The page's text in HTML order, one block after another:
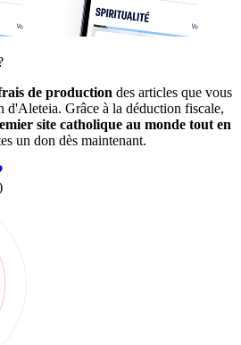
de production des articles que vous
d'Aleteia. Grâce à la déduction fiscale,
site catholique au monde tout en
un don dès maintenant.